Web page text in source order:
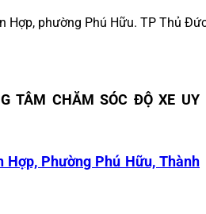
Hợp, phường Phú Hữu. TP Thủ
TÂM CHĂM SÓC ĐỘ XE UY
Hợp, Phường Phú Hữu, Thành